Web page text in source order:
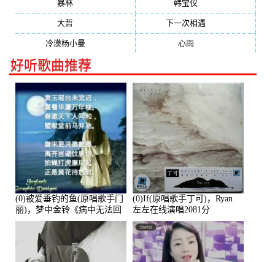
暴林 韩宝仪
大哲 下一次相遇
冷漠杨小曼 心雨(232)
好听歌曲推荐
(0)被爱垂钓的鱼(原唱歌手门
丽)，梦中金铃《病中无法回
复大家》在线演唱3586分
(0)If(原唱歌手丁可)，Ryan
左左在线演唱2081分